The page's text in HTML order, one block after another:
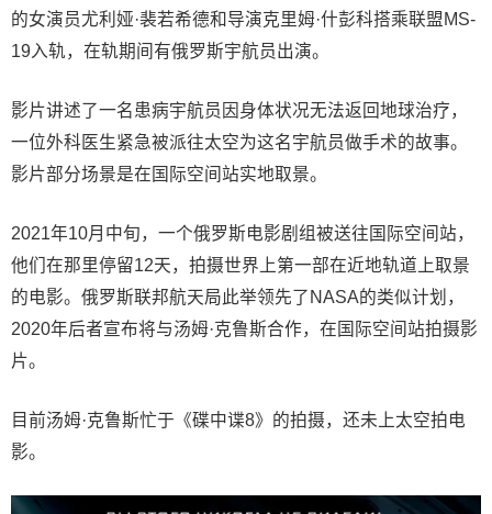
的女演员尤利娅·裴若希德和导演克里姆·什彭科搭乘联盟MS-
19入轨，在轨期间有俄罗斯宇航员出演。
影片讲述了一名患病宇航员因身体状况无法返回地球治疗，
一位外科医生紧急被派往太空为这名宇航员做手术的故事。
影片部分场景是在国际空间站实地取景。
2021年10月中旬，一个俄罗斯电影剧组被送往国际空间站，
他们在那里停留12天，拍摄世界上第一部在近地轨道上取景
的电影。俄罗斯联邦航天局此举领先了NASA的类似计划，
2020年后者宣布将与汤姆·克鲁斯合作，在国际空间站拍摄影
片。
目前汤姆·克鲁斯忙于《碟中谍8》的拍摄，还未上太空拍电
影。